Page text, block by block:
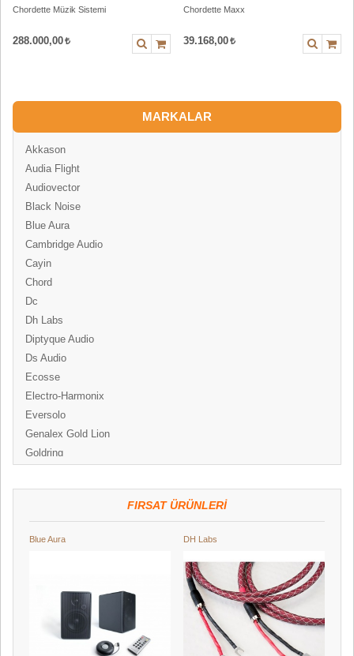
Chordette Müzik Sistemi
288.000,00
Chordette Maxx
39.168,00
MARKALAR
Akkason
Audia Flight
Audiovector
Black Noise
Blue Aura
Cambridge Audio
Cayin
Chord
Dc
Dh Labs
Diptyque Audio
Ds Audio
Ecosse
Electro-Harmonix
Eversolo
Genalex Gold Lion
Goldring
Hegel
Lindemann
Line Magnetic
FIRSAT ÜRÜNLERI
Blue Aura DH Labs